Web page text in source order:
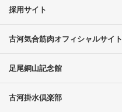
採用サイト
古河気合筋肉オフィシャルサイト
足尾銅山記念館
古河掛水倶楽部